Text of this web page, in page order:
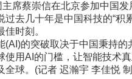
蔡崇信在北京参加中国发
去几十年是中国科技的“
时刻。
的突破取决于中国秉持的
使用AI的门槛，让智能技术
球。(记者 迟瀚宇 李佳悦 制